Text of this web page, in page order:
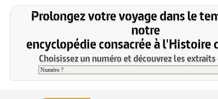
Prolongez votre voyage dans le
notre
encyclopédie consacrée à l'Histoire
Choisissez un numéro et découvrez les